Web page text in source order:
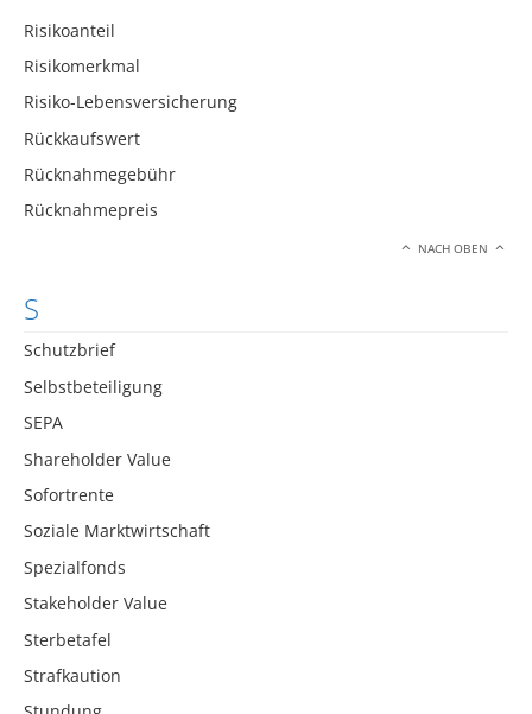
Risikoanteil
Risikomerkmal
Risiko-Lebensversicherung
Rückkaufswert
Rücknahmegebühr
Rücknahmepreis
NACH OBEN
S
Schutzbrief
Selbstbeteiligung
SEPA
Shareholder Value
Sofortrente
Soziale Marktwirtschaft
Spezialfonds
Stakeholder Value
Sterbetafel
Strafkaution